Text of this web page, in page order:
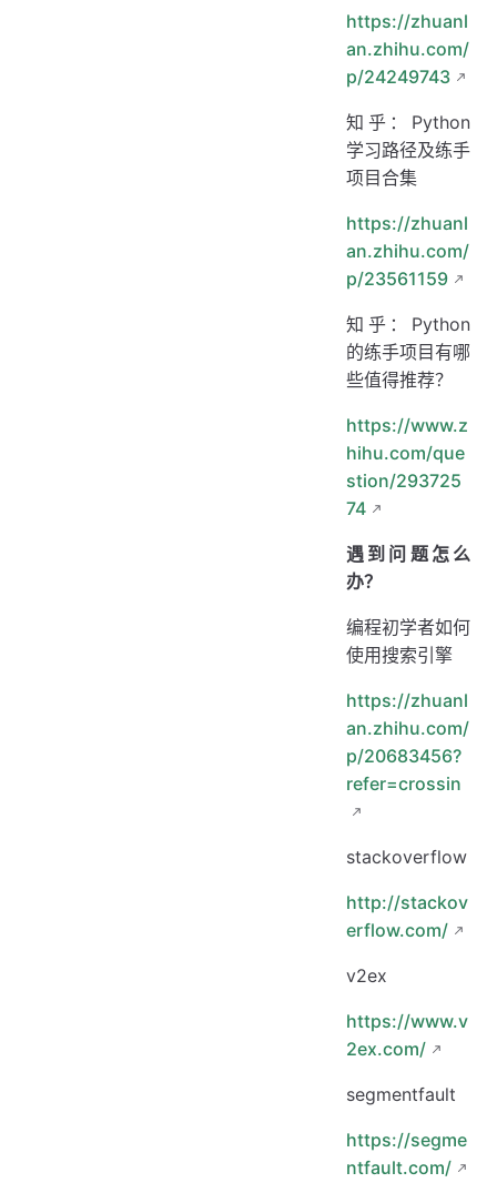
https://zhuanl
an.zhihu.com/
p/24249743
知乎：Python
学习路径及练手
项目合集
https://zhuanl
an.zhihu.com/
p/23561159
知乎：Python
的练手项目有哪
些值得推荐？
https://www.z
hihu.com/que
stion/293725
74
遇到问题怎么
办？
编程初学者如何
使用搜索引擎
https://zhuanl
an.zhihu.com/
p/20683456?
refer=crossin
stackoverflow
http://stackov
erflow.com/
v2ex
https://www.v
2ex.com/
segmentfault
https://segme
ntfault.com/